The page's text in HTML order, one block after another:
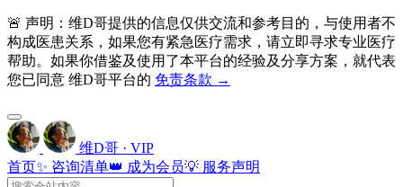
🚨 声明：维D哥提供的信息仅供交流和参考目的，与使用者不
构成医患关系，如果您有紧急医疗需求，请立即寻求专业医疗
帮助。如果你借鉴及使用了本平台的经验及分享方案，就代表
您已同意 维D哥平台的 免责条款 →
维D哥 · VIP
首页✨ 咨询清单👑 成为会员💡 服务声明